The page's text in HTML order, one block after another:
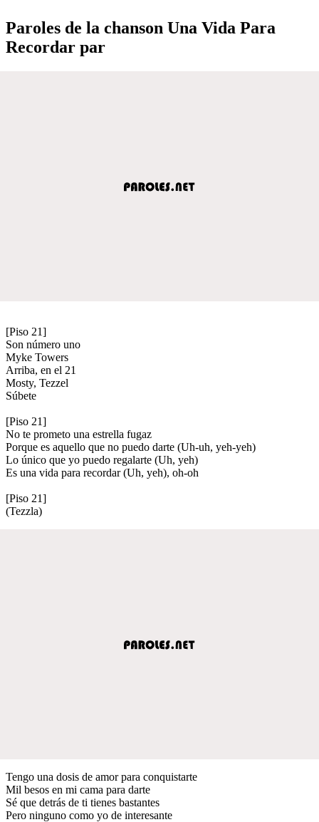
Paroles de la chanson Una Vida Para
Recordar par
[Piso 21]
Son número uno
Myke Towers
Arriba, en el 21
Mosty, Tezzel
Súbete
[Piso 21]
No te prometo una estrella fugaz
Porque es aquello que no puedo darte (Uh-uh, yeh-yeh)
Lo único que yo puedo regalarte (Uh, yeh)
Es una vida para recordar (Uh, yeh), oh-oh
[Piso 21]
(Tezzla)
Tengo una dosis de amor para conquistarte
Mil besos en mi cama para darte
Sé que detrás de ti tienes bastantes
Pero ninguno como yo de interesante